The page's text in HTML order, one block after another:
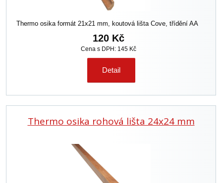
Thermo osika formát 21x21 mm, koutová lišta Cove, třídění AA
120 Kč
Cena s DPH: 145 Kč
Detail
Thermo osika rohová lišta 24x24 mm